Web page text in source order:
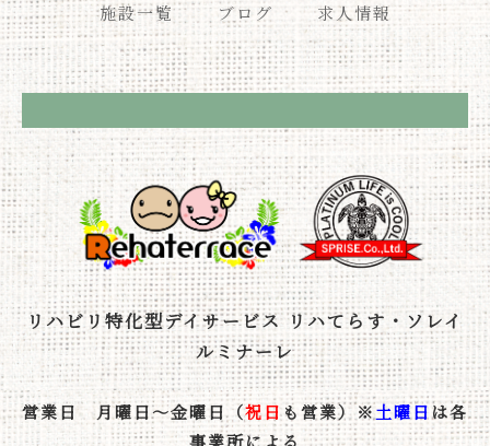
施設一覧 ブログ 求人情報
リハビリ特化型デイサービス リハてらす・ソレイ
ルミナーレ
営業日 月曜日～金曜日（祝日も営業）※土曜日は各
事業所による